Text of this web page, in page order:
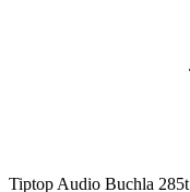
Tiptop Audio Buchla 285t